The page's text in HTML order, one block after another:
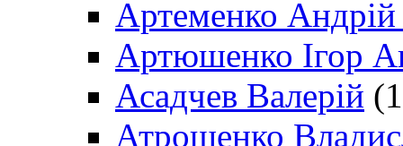
Артеменко Андрій
Артюшенко Ігор
Асадчев Валерій
Атрошенко